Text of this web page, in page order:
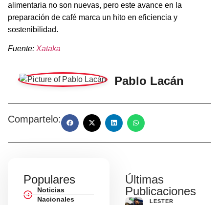
alimentaria no son nuevas, pero este avance en la
preparación de café marca un hito en eficiencia y
sostenibilidad.
Fuente: Xataka
Pablo Lacán
Compartelo:
Populares
Noticias
Nacionales
Últimas
Publicaciones
LESTER